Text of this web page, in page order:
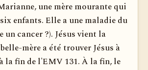
une mère mourante qui
enfants. Elle a une maladie du
un cancer ?). Jésus vient la
mère a été trouver Jésus à
la fin de l'EMV 131. À la fin, le